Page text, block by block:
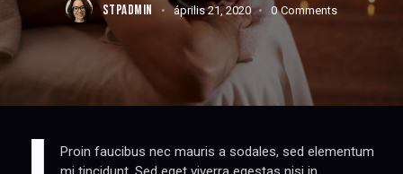
STPADMIN április 21, 2020 0 Comments
Proin faucibus nec mauris a sodales, sed elementum